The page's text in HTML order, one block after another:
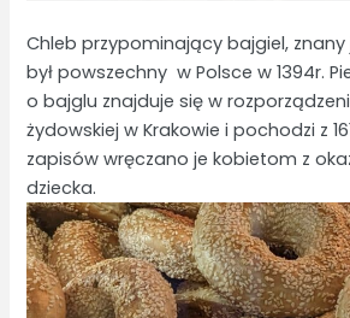
Chleb przypominający bajgiel,
był powszechny w Polsce w 1394r.
o bajglu znajduje się w
żydowskiej w Krakowie i pochodzi z
zapisów wręczano je kobietom z
dziecka.